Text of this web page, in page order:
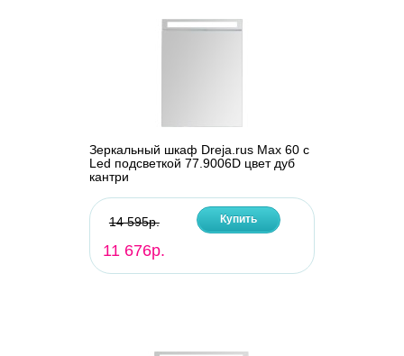
Зеркальный шкаф Dreja.rus Max 60 с
Led подсветкой 77.9006D цвет дуб
кантри
14 595р.
11 676р.
Купить